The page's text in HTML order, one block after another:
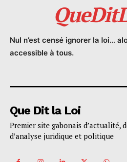
Nul n’est censé ignorer la loi…
accessible à tous.
Que Dit la Loi
Premier site gabonais d’actualité,
d’analyse juridique et politique